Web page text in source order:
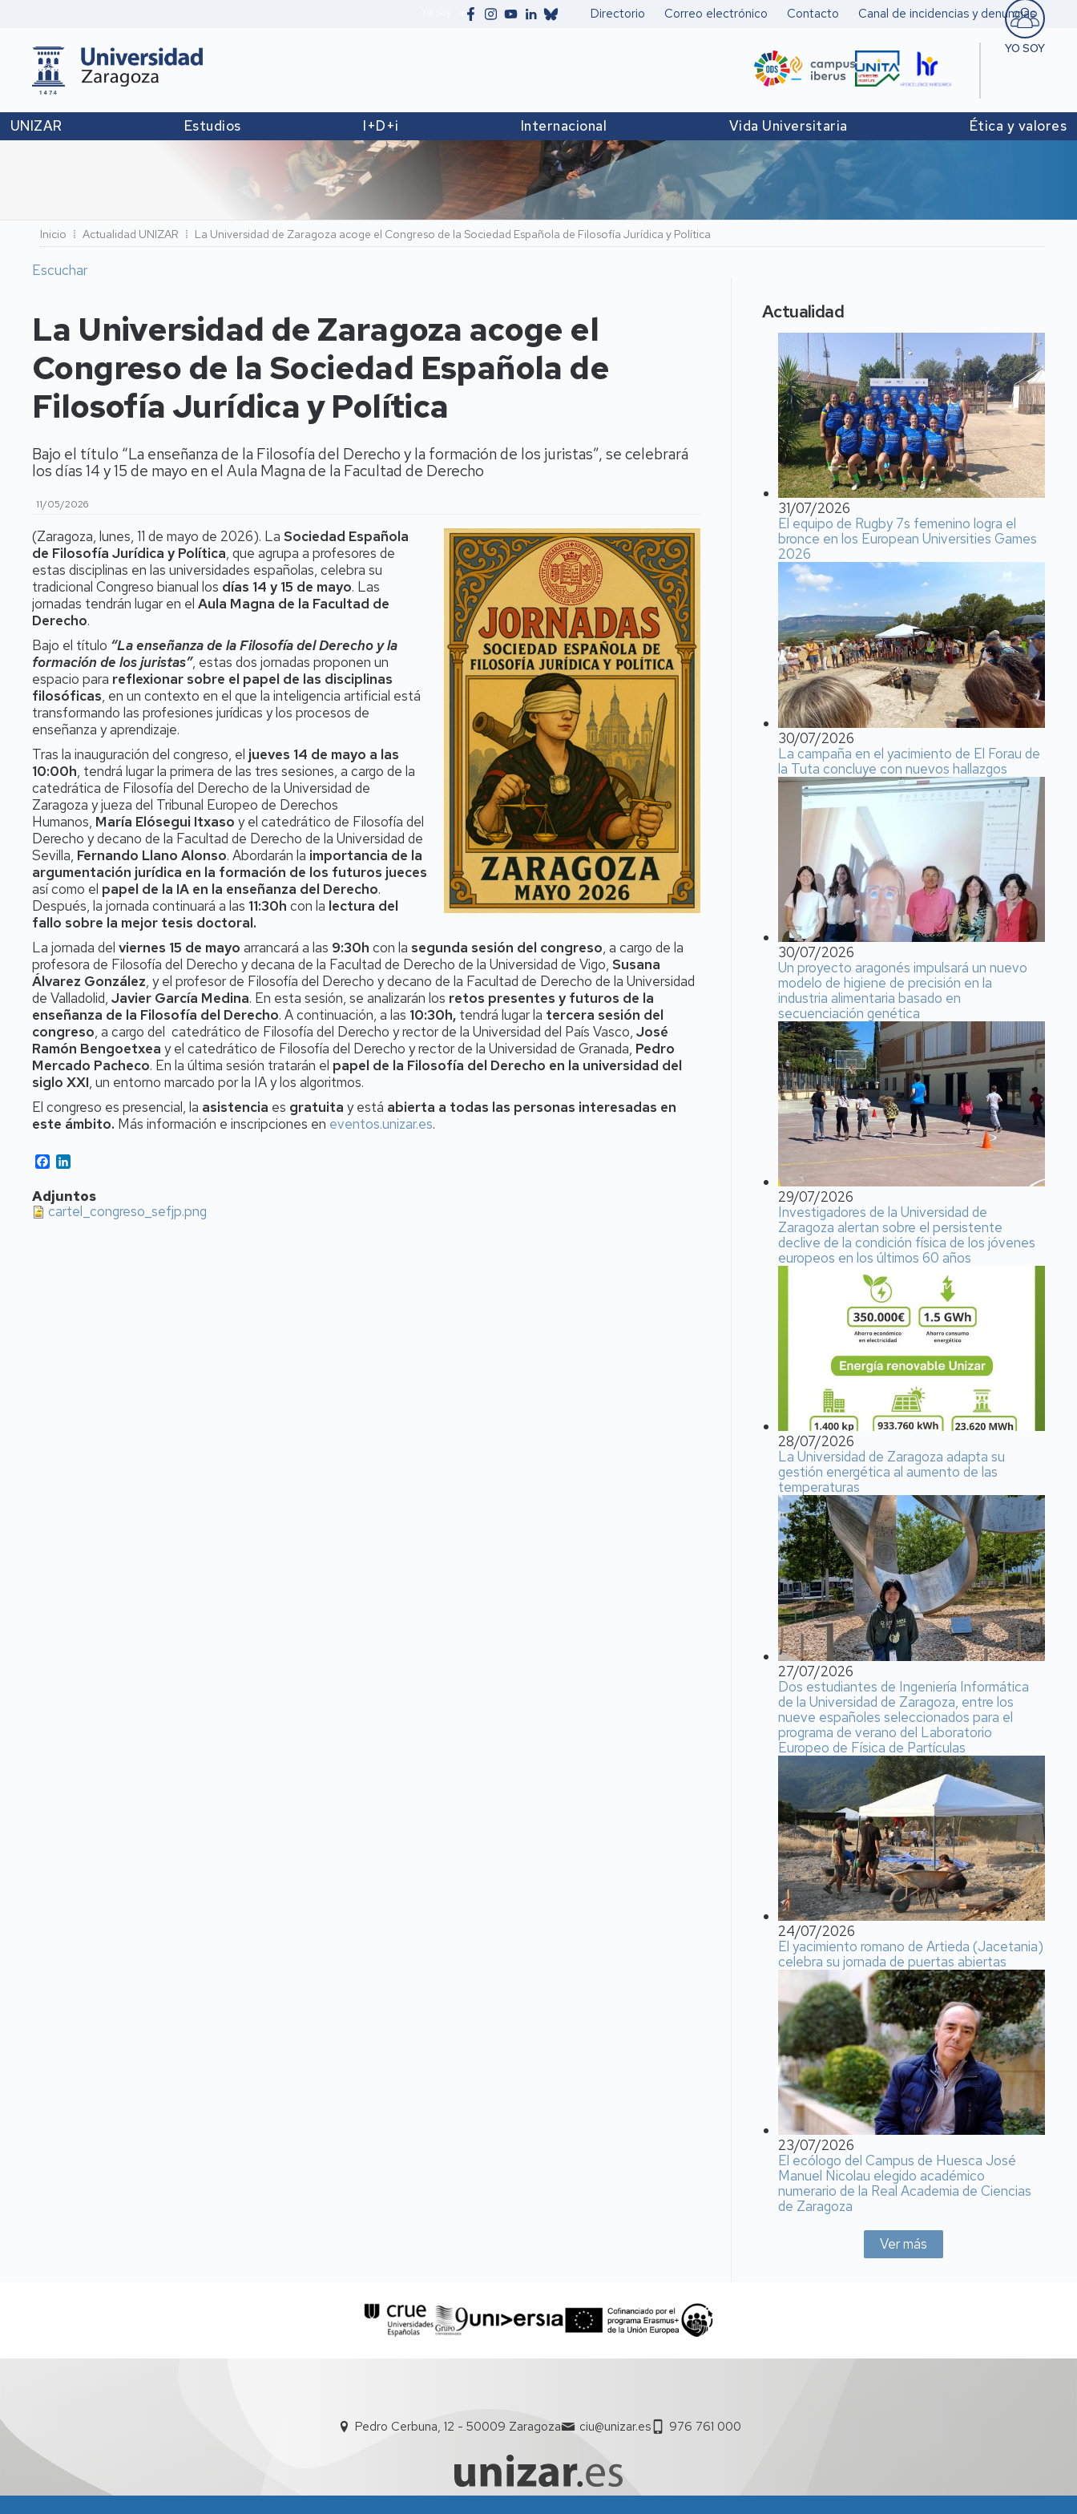
Secundario
Directorio Correo electrónico Contacto Canal de incidencias y denuncias
YO SOY
Pers.
UNIZAR Estudios I+D+i Internacional Vida Universitaria Ética y valores
Ruta
de
navegación
Inicio Actualidad UNIZAR La Universidad de Zaragoza acoge el Congreso de la Sociedad Española de Filosofía Jurídica y Política
Escuchar
La Universidad de Zaragoza acoge el
Congreso de la Sociedad Española de
Filosofía Jurídica y Política
Bajo el título “La enseñanza de la Filosofía del Derecho y la formación de los juristas”, se celebrará
los días 14 y 15 de mayo en el Aula Magna de la Facultad de Derecho
11/05/2026
(Zaragoza, lunes, 11 de mayo de 2026). La Sociedad Española
de Filosofía Jurídica y Política, que agrupa a profesores de
estas disciplinas en las universidades españolas, celebra su
tradicional Congreso bianual los días 14 y 15 de mayo. Las
jornadas tendrán lugar en el Aula Magna de la Facultad de
Derecho.
Bajo el título “La enseñanza de la Filosofía del Derecho y la
formación de los juristas”, estas dos jornadas proponen un
espacio para reflexionar sobre el papel de las disciplinas
filosóficas, en un contexto en el que la inteligencia artificial está
transformando las profesiones jurídicas y los procesos de
enseñanza y aprendizaje.
Tras la inauguración del congreso, el jueves 14 de mayo a las
10:00h, tendrá lugar la primera de las tres sesiones, a cargo de la
catedrática de Filosofía del Derecho de la Universidad de
Zaragoza y jueza del Tribunal Europeo de Derechos
Humanos, María Elósegui Itxaso y el catedrático de Filosofía del
Derecho y decano de la Facultad de Derecho de la Universidad de
Sevilla, Fernando Llano Alonso. Abordarán la importancia de la
argumentación jurídica en la formación de los futuros jueces
así como el papel de la IA en la enseñanza del Derecho.
Después, la jornada continuará a las 11:30h con la lectura del
fallo sobre la mejor tesis doctoral.
La jornada del viernes 15 de mayo arrancará a las 9:30h con la segunda sesión del congreso, a cargo de la
profesora de Filosofía del Derecho y decana de la Facultad de Derecho de la Universidad de Vigo, Susana
Álvarez González, y el profesor de Filosofía del Derecho y decano de la Facultad de Derecho de la Universidad
de Valladolid, Javier García Medina. En esta sesión, se analizarán los retos presentes y futuros de la
enseñanza de la Filosofía del Derecho. A continuación, a las 10:30h, tendrá lugar la tercera sesión del
congreso, a cargo del catedrático de Filosofía del Derecho y rector de la Universidad del País Vasco, José
Ramón Bengoetxea y el catedrático de Filosofía del Derecho y rector de la Universidad de Granada, Pedro
Mercado Pacheco. En la última sesión tratarán el papel de la Filosofía del Derecho en la universidad del
siglo XXI, un entorno marcado por la IA y los algoritmos.
El congreso es presencial, la asistencia es gratuita y está abierta a todas las personas interesadas en
este ámbito. Más información e inscripciones en eventos.unizar.es.
Facebook
Adjuntos
cartel_congreso_sefjp.png
Actualidad
31/07/2026
El equipo de Rugby 7s femenino logra el
bronce en los European Universities Games
2026
30/07/2026
La campaña en el yacimiento de El Forau de
la Tuta concluye con nuevos hallazgos
30/07/2026
Un proyecto aragonés impulsará un nuevo
modelo de higiene de precisión en la
industria alimentaria basado en
secuenciación genética
29/07/2026
Investigadores de la Universidad de
Zaragoza alertan sobre el persistente
declive de la condición física de los jóvenes
europeos en los últimos 60 años
28/07/2026
La Universidad de Zaragoza adapta su
gestión energética al aumento de las
temperaturas
27/07/2026
Dos estudiantes de Ingeniería Informática
de la Universidad de Zaragoza, entre los
nueve españoles seleccionados para el
programa de verano del Laboratorio
Europeo de Física de Partículas
24/07/2026
El yacimiento romano de Artieda (Jacetania)
celebra su jornada de puertas abiertas
23/07/2026
El ecólogo del Campus de Huesca José
Manuel Nicolau elegido académico
numerario de la Real Academia de Ciencias
de Zaragoza
Ver más
Pedro Cerbuna, 12 - 50009 Zaragoza ciu@unizar.es 976 761 000